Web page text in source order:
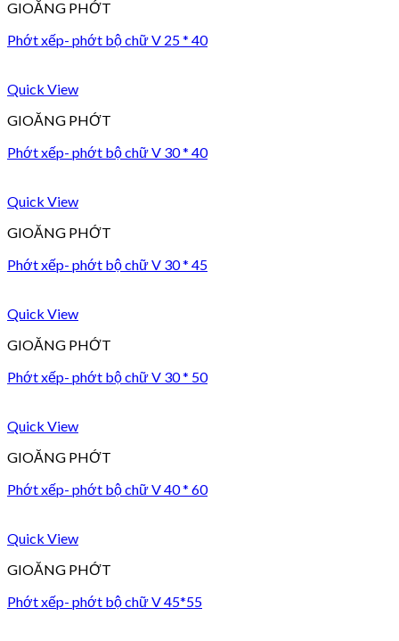
GIOĂNG PHỚT
Phớt xếp- phớt bộ chữ V 25 * 40
Quick View
GIOĂNG PHỚT
Phớt xếp- phớt bộ chữ V 30 * 40
Quick View
GIOĂNG PHỚT
Phớt xếp- phớt bộ chữ V 30 * 45
Quick View
GIOĂNG PHỚT
Phớt xếp- phớt bộ chữ V 30 * 50
Quick View
GIOĂNG PHỚT
Phớt xếp- phớt bộ chữ V 40 * 60
Quick View
GIOĂNG PHỚT
Phớt xếp- phớt bộ chữ V 45*55